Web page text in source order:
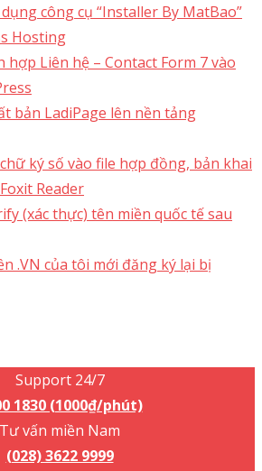
công cụ “Installer By MatBao”
Hosting
hợp Liên hệ – Contact Form 7 vào
bản LadiPage lên nền tảng
ký số vào file hợp đồng, bản khai
Reader
(xác thực) tên miền quốc tế sau
.VN của tôi mới đăng ký lại bị
Support 24/7
1830 (1000₫/phút)
Tư vấn miền Nam
(028) 3622 9999